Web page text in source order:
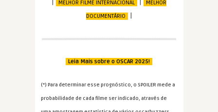
| MELHOR FILME INTERNACIONAL |
MELHOR
DOCUMENTÁRIO |
Leia Mais sobre o OSCAR 2025!
(*) Para determinar esse prognóstico, o SPOILER mede a
probabilidade de cada filme ser indicado, através de